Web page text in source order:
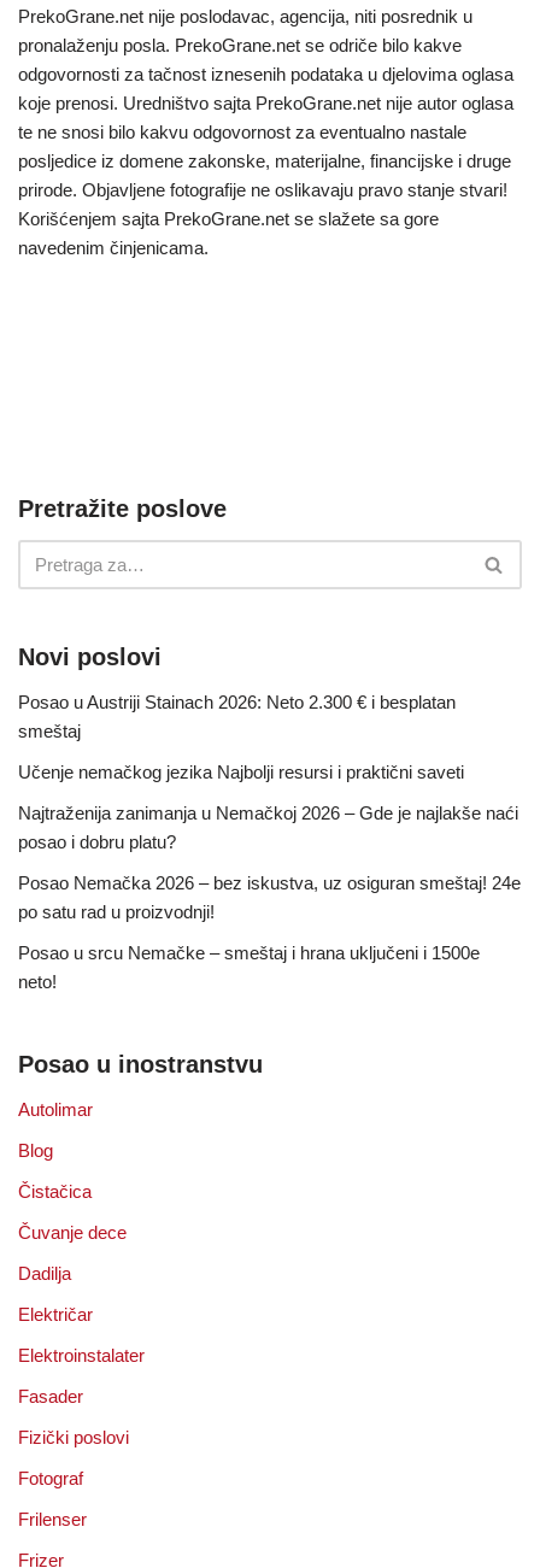
PrekoGrane.net nije poslodavac, agencija, niti posrednik u
pronalaženju posla. PrekoGrane.net se odriče bilo kakve
odgovornosti za tačnost iznesenih podataka u djelovima oglasa
koje prenosi. Uredništvo sajta PrekoGrane.net nije autor oglasa
te ne snosi bilo kakvu odgovornost za eventualno nastale
posljedice iz domene zakonske, materijalne, financijske i druge
prirode. Objavljene fotografije ne oslikavaju pravo stanje stvari!
Korišćenjem sajta PrekoGrane.net se slažete sa gore
navedenim činjenicama.
Pretražite poslove
Novi poslovi
Posao u Austriji Stainach 2026: Neto 2.300 € i besplatan
smeštaj
Učenje nemačkog jezika Najbolji resursi i praktični saveti
Najtraženija zanimanja u Nemačkoj 2026 – Gde je najlakše naći
posao i dobru platu?
Posao Nemačka 2026 – bez iskustva, uz osiguran smeštaj! 24e
po satu rad u proizvodnji!
Posao u srcu Nemačke – smeštaj i hrana uključeni i 1500e
neto!
Posao u inostranstvu
Autolimar
Blog
Čistačica
Čuvanje dece
Dadilja
Električar
Elektroinstalater
Fasader
Fizički poslovi
Fotograf
Frilenser
Frizer